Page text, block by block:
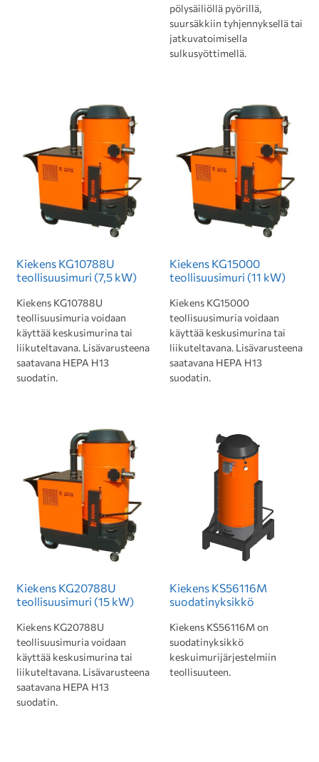
pölysäiliöllä pyörillä,
suursäkkiin tyhjennyksellä tai
jatkuvatoimisella
sulkusyöttimellä. ‎
Kiekens KG10788U
teollisuusimuri (7,5 kW)
Kiekens KG10788U
teollisuusimuria voidaan
käyttää keskusimurina tai
liikuteltavana. Lisävarusteena
saatavana HEPA H13
suodatin.
Kiekens KG15000
teollisuusimuri (11 kW)
Kiekens KG15000
teollisuusimuria voidaan
käyttää keskusimurina tai
liikuteltavana. Lisävarusteena
saatavana HEPA H13
suodatin.
Kiekens KG20788U
teollisuusimuri (15 kW)
Kiekens KG20788U
teollisuusimuria voidaan
käyttää keskusimurina tai
liikuteltavana. Lisävarusteena
saatavana HEPA H13
suodatin.
Kiekens KS56116M
suodatinyksikkö
Kiekens KS56116M on
suodatinyksikkö
keskuimurijärjestelmiin
teollisuuteen.